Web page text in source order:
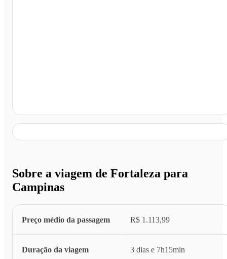
Sobre a viagem de Fortaleza para
Campinas
Preço médio da passagem R$ 1.113,99
Duração da viagem 3 dias e 7h15min